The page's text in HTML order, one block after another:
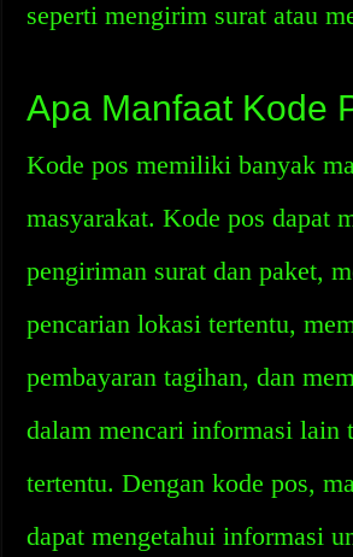
seperti mengirim surat atau
Apa Manfaat Kode
Kode pos memiliki banyak
masyarakat. Kode pos dapat
pengiriman surat dan paket,
pencarian lokasi tertentu,
pembayaran tagihan, dan
dalam mencari informasi lain
tertentu. Dengan kode pos,
dapat mengetahui informasi